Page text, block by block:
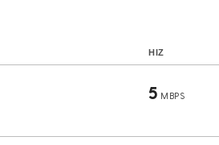
HIZ
5 MBPS